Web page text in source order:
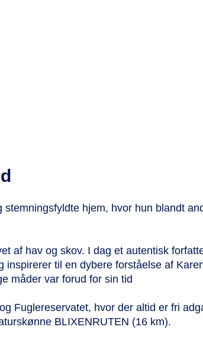
hjem, hvor hun blandt
af hav og skov. I dag et autentisk
til en dybere forståelse af
måder var forud for sin tid
Fuglereservatet, hvor der altid er fri
BLIXENRUTEN (16 km).